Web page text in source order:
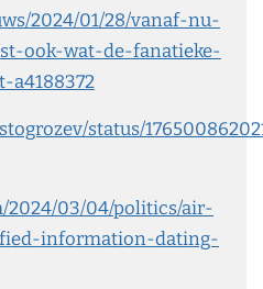
2024/01/28/vanaf-nu-
ook-wat-de-fanatieke-
a4188372
status/
2024/03/04/politics/air-
information-dating-